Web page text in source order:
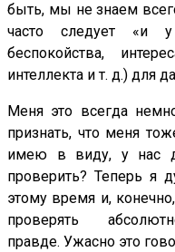
быть, мы не знаем
часто следует «и
беспокойства,
интеллекта и т. д.) для
Меня это всегда
признать, что меня
имею в виду, у нас
проверить? Теперь я
этому время и,
проверять
правде. Ужасно это